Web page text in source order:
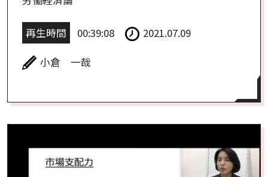
再生時間 00:39:08 2021.07.09
小倉 一哉